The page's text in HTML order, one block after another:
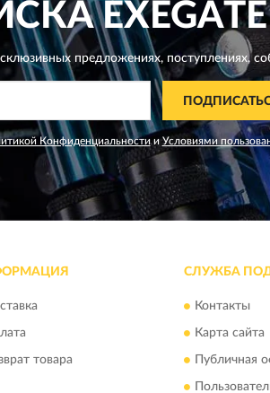
EXEGATE
предложениях,поступлениях,
Конфиденциальности иУсловиями
товара
СЛУЖБА
Контакты
Карта сайта
Публичная